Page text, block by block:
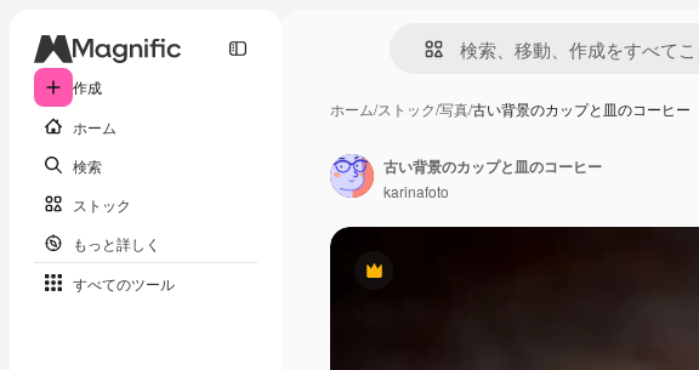
作成
ホーム
検索
ストック
もっと詳しく
すべてのツール
ホーム/ストック/写真/古い背景のカップと皿のコーヒー
Premium
古い背景のカップと皿のコーヒー
karinafoto